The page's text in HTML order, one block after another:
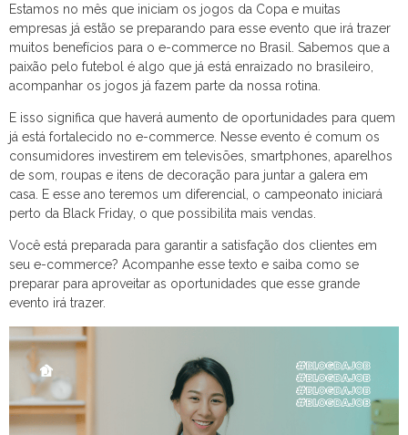
Estamos no mês que iniciam os jogos da Copa e muitas
empresas já estão se preparando para esse evento que irá trazer
muitos benefícios para o e-commerce no Brasil. Sabemos que a
paixão pelo futebol é algo que já está enraizado no brasileiro,
acompanhar os jogos já fazem parte da nossa rotina.
E isso significa que haverá aumento de oportunidades para quem
já está fortalecido no e-commerce. Nesse evento é comum os
consumidores investirem em televisões, smartphones, aparelhos
de som, roupas e itens de decoração para juntar a galera em
casa. E esse ano teremos um diferencial, o campeonato iniciará
perto da Black Friday, o que possibilita mais vendas.
Você está preparada para garantir a satisfação dos clientes em
seu e-commerce? Acompanhe esse texto e saiba como se
preparar para aproveitar as oportunidades que esse grande
evento irá trazer.